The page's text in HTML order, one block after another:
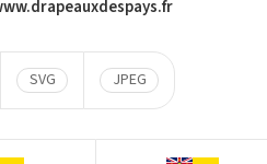
SVG JPEG